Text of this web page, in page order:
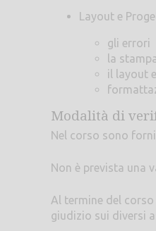
Layout e
gli errori
la stampa
il layout
Modalità di
Nel corso sono
Non è prevista una
Al termine del
giudizio sui diversi